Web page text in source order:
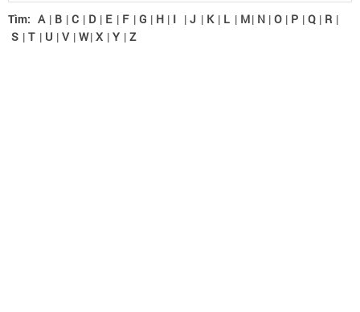
Tìm: A | B | C | D | E | F | G | H | I | J | K | L | M| N | O | P | Q | R |
S | T | U | V | W| X | Y | Z